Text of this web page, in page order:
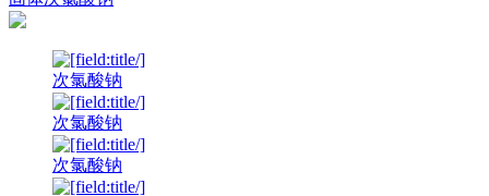
次氯酸钠
次氯酸钠
次氯酸钠